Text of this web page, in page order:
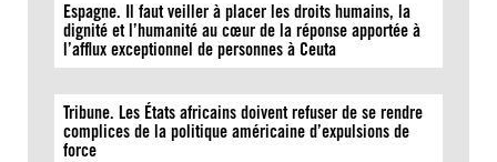
Espagne. Il faut veiller à placer les droits humains, la
dignité et l’humanité au cœur de la réponse apportée à
l’afflux exceptionnel de personnes à Ceuta
Tribune. Les États africains doivent refuser de se rendre
complices de la politique américaine d’expulsions de
force